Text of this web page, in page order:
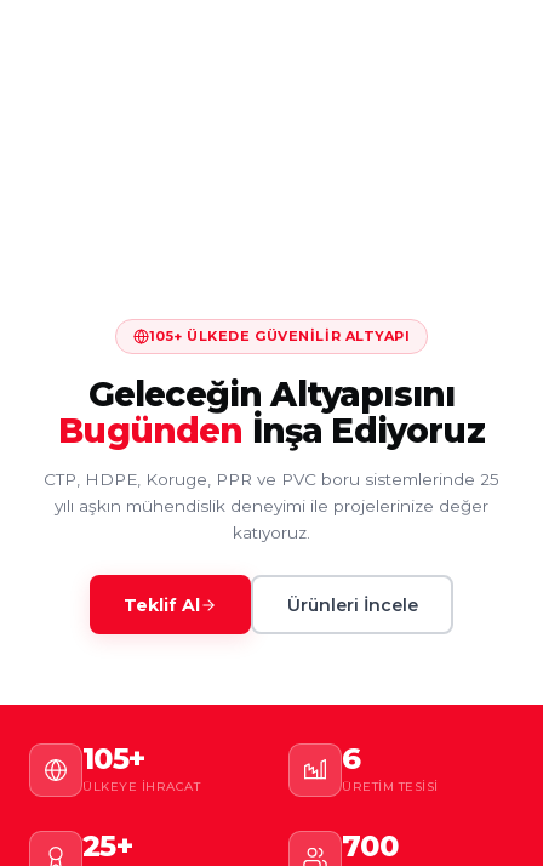
105+ ÜLKEDE GÜVENILIR ALTYAPI
Geleceğin Altyapısını
Bugünden İnşa Ediyoruz
CTP, HDPE, Koruge, PPR ve PVC boru sistemlerinde 25
yılı aşkın mühendislik deneyimi ile projelerinize değer
katıyoruz.
Teklif Al Ürünleri İncele
105+
ÜLKEYE İHRACAT
6
ÜRETIM TESISI
25+ 700